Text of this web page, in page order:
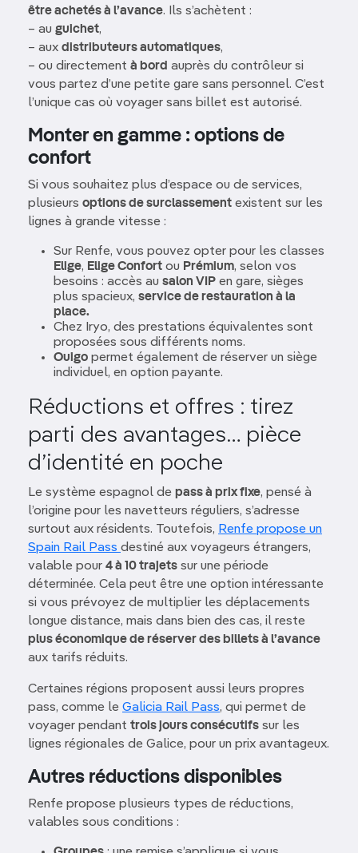
être achetés à l’avance. Ils s’achètent :
– au guichet,
– aux distributeurs automatiques,
– ou directement à bord auprès du contrôleur si
vous partez d’une petite gare sans personnel. C’est
l’unique cas où voyager sans billet est autorisé.
Monter en gamme : options de
confort
Si vous souhaitez plus d’espace ou de services,
plusieurs options de surclassement existent sur les
lignes à grande vitesse :
Sur Renfe, vous pouvez opter pour les classes
Elige, Elige Confort ou Prémium, selon vos
besoins : accès au salon VIP en gare, sièges
plus spacieux, service de restauration à la
place.
Chez Iryo, des prestations équivalentes sont
proposées sous différents noms.
Ouigo permet également de réserver un siège
individuel, en option payante.
Réductions et offres : tirez
parti des avantages… pièce
d’identité en poche
Le système espagnol de pass à prix fixe, pensé à
l’origine pour les navetteurs réguliers, s’adresse
surtout aux résidents. Toutefois, Renfe propose un
Spain Rail Pass destiné aux voyageurs étrangers,
valable pour 4 à 10 trajets sur une période
déterminée. Cela peut être une option intéressante
si vous prévoyez de multiplier les déplacements
longue distance, mais dans bien des cas, il reste
plus économique de réserver des billets à l’avance
aux tarifs réduits.
Certaines régions proposent aussi leurs propres
pass, comme le Galicia Rail Pass, qui permet de
voyager pendant trois jours consécutifs sur les
lignes régionales de Galice, pour un prix avantageux.
Autres réductions disponibles
Renfe propose plusieurs types de réductions,
valables sous conditions :